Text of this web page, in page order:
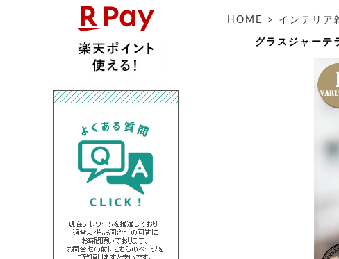
HOME > インテリア
グラスジャーテ